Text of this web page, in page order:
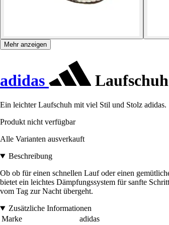
Mehr anzeigen
adidas
Ein leichter Laufschuh mit viel Stil und Stolz adidas.
Produkt nicht verfügbar
Alle Varianten ausverkauft
Beschreibung
Ob ob für einen schnellen Lauf oder einen
bietet ein leichtes Dämpfungssystem für sanfte
vom Tag zur Nacht übergeht.
Zusätzliche Informationen
Marke
adidas